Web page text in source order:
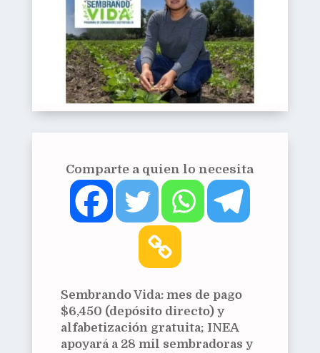
Comparte a quien lo necesita
Sembrando Vida: mes de pago
$6,450 (depósito directo) y
alfabetización gratuita; INEA
apoyará a 28 mil sembradoras y